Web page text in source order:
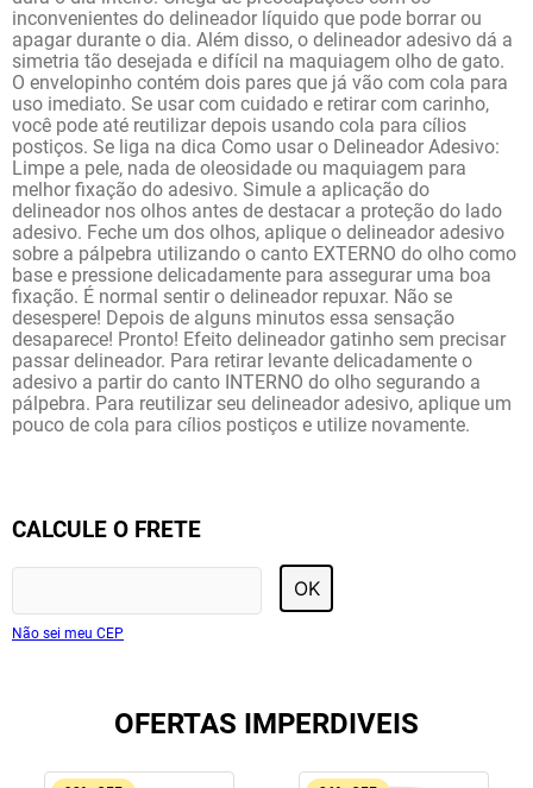
inconvenientes do delineador líquido que pode borrar ou
apagar durante o dia. Além disso, o delineador adesivo dá a
simetria tão desejada e difícil na maquiagem olho de gato.
O envelopinho contém dois pares que já vão com cola para
uso imediato. Se usar com cuidado e retirar com carinho,
você pode até reutilizar depois usando cola para cílios
postiços. Se liga na dica Como usar o Delineador Adesivo:
Limpe a pele, nada de oleosidade ou maquiagem para
melhor fixação do adesivo. Simule a aplicação do
delineador nos olhos antes de destacar a proteção do lado
adesivo. Feche um dos olhos, aplique o delineador adesivo
sobre a pálpebra utilizando o canto EXTERNO do olho como
base e pressione delicadamente para assegurar uma boa
fixação. É normal sentir o delineador repuxar. Não se
desespere! Depois de alguns minutos essa sensação
desaparece! Pronto! Efeito delineador gatinho sem precisar
passar delineador. Para retirar levante delicadamente o
adesivo a partir do canto INTERNO do olho segurando a
pálpebra. Para reutilizar seu delineador adesivo, aplique um
pouco de cola para cílios postiços e utilize novamente.
CALCULE O FRETE
OK
Não sei meu CEP
OFERTAS IMPERDIVEIS